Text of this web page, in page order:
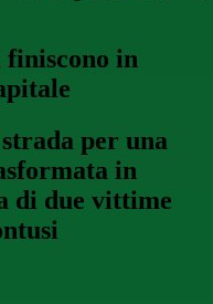
finiscono in
per una
in
di due vittime